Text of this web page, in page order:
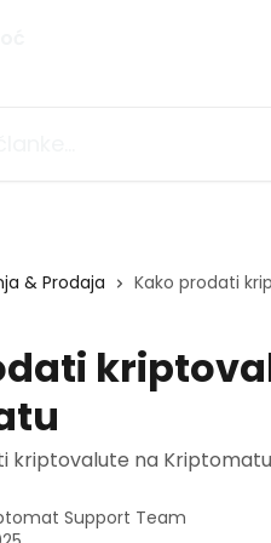
& Prodaja Kako prodati
kriptovalute na
Support Team